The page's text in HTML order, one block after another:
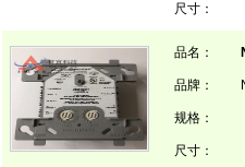
尺寸：
品名：
品牌：
规格：
尺寸：